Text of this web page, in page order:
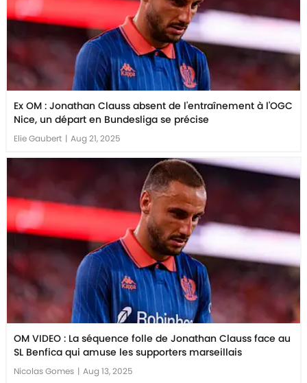
Ex OM : Jonathan Clauss absent de l'entraînement à l'OGC
Nice, un départ en Bundesliga se précise
Elie Gaubert | Aug 21, 2025
OM VIDEO : La séquence folle de Jonathan Clauss face au
SL Benfica qui amuse les supporters marseillais
Nicolas Gomes | Aug 13, 2025